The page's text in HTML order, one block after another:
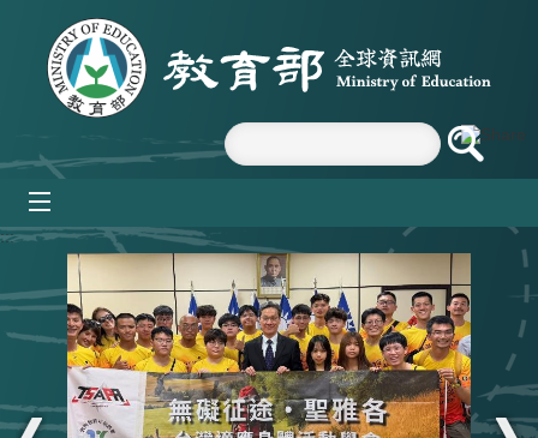
跳到主要內容區塊
:::